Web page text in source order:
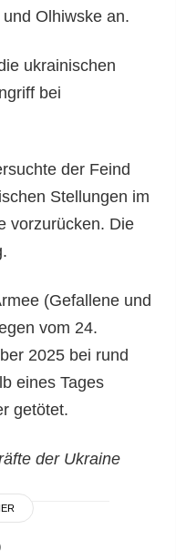
Olhiwske an.
ukrainischen
bei
der Feind
Stellungen im
vorzurücken. Die
(Gefallene und
vom 24.
2025 bei rund
eines Tages
getötet.
der Ukraine